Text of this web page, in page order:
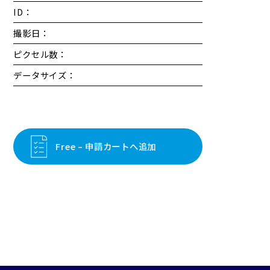
ID：
撮影日：
ピクセル数：
データサイズ：
Free – 申請カートへ追加